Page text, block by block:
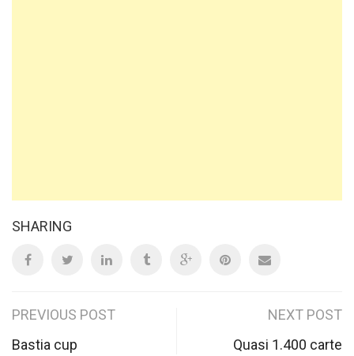
SHARING
Post
PREVIOUS POST
Bastia cup
NEXT POST
Quasi 1.400 carte